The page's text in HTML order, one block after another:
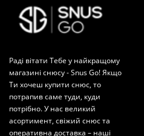
Раді вітати Тебе у найкращому
магазині снюсу - Snus Go! Якщо
Ти хочеш купити снюс, то
потрапив саме туди, куди
потрібно. У нас великий
асортимент, свіжий снюс та
оперативна доставка – наші